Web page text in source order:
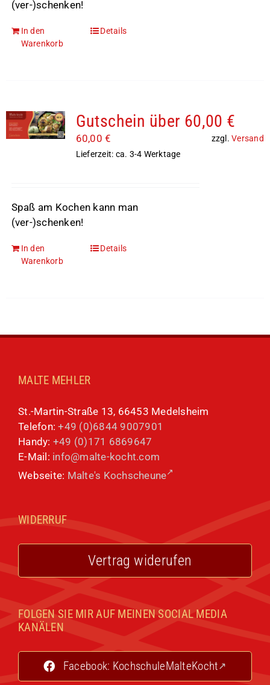
(ver-)schenken!
In den
Warenkorb
Details
Gutschein über 60,00 €
60,00€ zzgl.Versand
Lieferzeit: ca. 3-4 Werktage
Spaß am Kochen kann man
(ver-)schenken!
In den
Warenkorb
Details
MALTE MEHLER
St.-Martin-Straße 13, 66453 Medelsheim
Telefon:+49 (0)6844 9007901
Handy: +49 (0)171 6869647
E-Mail: info@malte-kocht.com
Webseite: Malte's Kochscheune
WIDERRUF
Vertrag widerufen
FOLGEN SIE MIR AUF MEINEN SOCIAL MEDIA
KANÄLEN
Facebook: KochschuleMalteKocht